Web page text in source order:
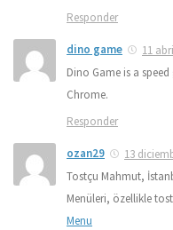
Responder
dino game
11
Dino Game is a
Chrome.
Responder
ozan29
13
Tostçu Mahmut,
Menüleri, özellikle
Menu